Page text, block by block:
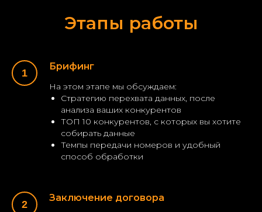
Этапы работы
Брифинг
На этом этапе мы обсуждаем:
Стратегию перехвата данных, после
анализа ваших конкурентов
ТОП 10 конкурентов, с которых вы хотите
собирать данные
Темпы передачи номеров и удобный
способ обработки
Заключение договора